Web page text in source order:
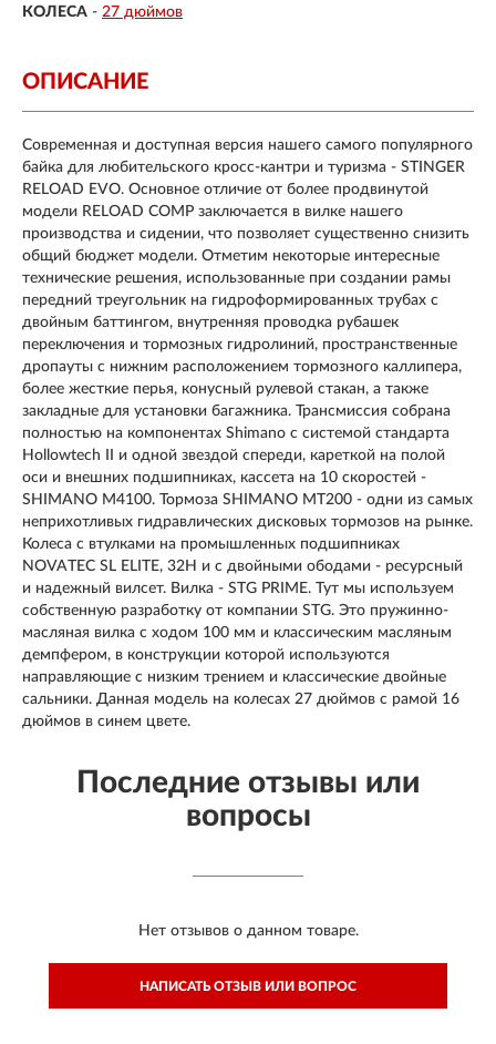
КОЛЕСА - 27 дюймов
ОПИСАНИЕ
Современная и доступная версия нашего самого популярного
байка для любительского кросс-кантри и туризма - STINGER
RELOAD EVO. Основное отличие от более продвинутой
модели RELOAD COMP заключается в вилке нашего
производства и сидении, что позволяет существенно снизить
общий бюджет модели. Отметим некоторые интересные
технические решения, использованные при создании рамы
передний треугольник на гидроформированных трубах с
двойным баттингом, внутренняя проводка рубашек
переключения и тормозных гидролиний, пространственные
дропауты с нижним расположением тормозного каллипера,
более жесткие перья, конусный рулевой стакан, а также
закладные для установки багажника. Трансмиссия собрана
полностью на компонентах Shimano с системой стандарта
Hollowtech II и одной звездой спереди, кареткой на полой
оси и внешних подшипниках, кассета на 10 скоростей -
SHIMANO M4100. Тормоза SHIMANO MT200 - одни из самых
неприхотливых гидравлических дисковых тормозов на рынке.
Колеса с втулками на промышленных подшипниках
NOVATEC SL ELITE, 32H и с двойными ободами - ресурсный
и надежный вилсет. Вилка - STG PRIME. Тут мы используем
собственную разработку от компании STG. Это пружинно-
масляная вилка с ходом 100 мм и классическим масляным
демпфером, в конструкции которой используются
направляющие с низким трением и классические двойные
сальники. Данная модель на колесах 27 дюймов с рамой 16
дюймов в синем цвете.
Последние отзывы или
вопросы
Нет отзывов о данном товаре.
НАПИСАТЬ ОТЗЫВ ИЛИ ВОПРОС